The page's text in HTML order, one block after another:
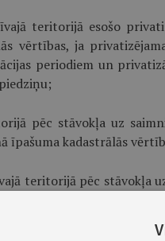
teritorijā esošo
vērtības, ja
periodiem un
pēc stāvokļa uz
īpašuma kadastrālās
teritorijā pēc stāvokļa
jaunaudžu
7.1 punktu.